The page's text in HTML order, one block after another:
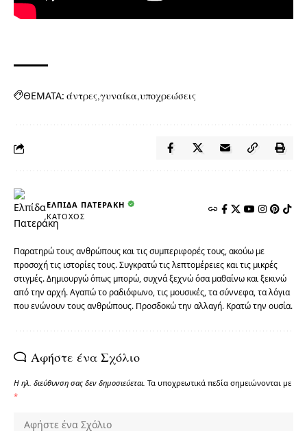
ΘΕΜΑΤΑ: άντρες γυναίκα υποχρεώσεις
ΕΛΠΊΔΑ ΠΑΤΕΡΆΚΗ
ΚΆΤΟΧΟΣ
Παρατηρώ τους ανθρώπους και τις συμπεριφορές τους, ακούω με
προσοχή τις ιστορίες τους. Συγκρατώ τις λεπτομέρειες και τις μικρές
στιγμές. Δημιουργώ όπως μπορώ, συχνά ξεχνώ όσα μαθαίνω και ξεκινώ
από την αρχή. Αγαπώ το ραδιόφωνο, τις μουσικές, τα σύννεφα, τα λόγια
που ενώνουν τους ανθρώπους. Προσδοκώ την αλλαγή. Κρατώ την ουσία.
Αφήστε ένα Σχόλιο
Η ηλ. διεύθυνση σας δεν δημοσιεύεται. Τα υποχρεωτικά πεδία σημειώνονται με
*